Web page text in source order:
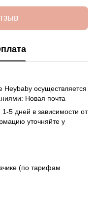
Heybaby осуществляется
Новая почта
1-5 дней в зависимости от
уточняйте у
(по тарифам